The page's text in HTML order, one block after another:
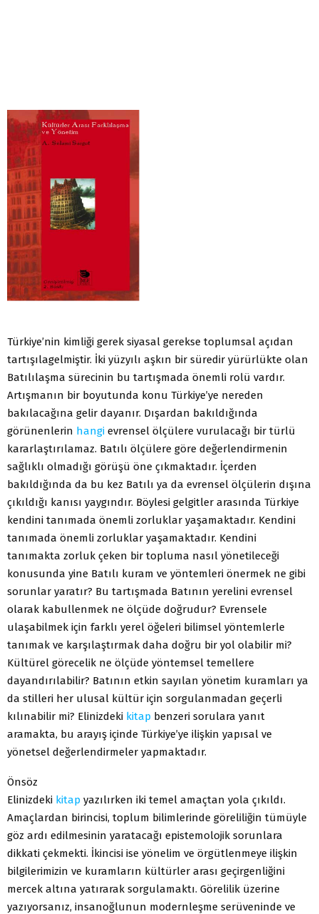
Türkiye’nin kimliği gerek siyasal gerekse toplumsal açıdan
tartışılagelmiştir. İki yüzyılı aşkın bir süredir yürürlükte olan
Batılılaşma sürecinin bu tartışmada önemli rolü vardır.
Artışmanın bir boyutunda konu Türkiye’ye nereden
bakılacağına gelir dayanır. Dışardan bakıldığında
görünenlerin hangi evrensel ölçülere vurulacağı bir türlü
kararlaştırılamaz. Batılı ölçülere göre değerlendirmenin
sağlıklı olmadığı görüşü öne çıkmaktadır. İçerden
bakıldığında da bu kez Batılı ya da evrensel ölçülerin dışına
çıkıldığı kanısı yaygındır. Böylesi gelgitler arasında Türkiye
kendini tanımada önemli zorluklar yaşamaktadır. Kendini
tanımada önemli zorluklar yaşamaktadır. Kendini
tanımakta zorluk çeken bir topluma nasıl yönetileceği
konusunda yine Batılı kuram ve yöntemleri önermek ne gibi
sorunlar yaratır? Bu tartışmada Batının yerelini evrensel
olarak kabullenmek ne ölçüde doğrudur? Evrensele
ulaşabilmek için farklı yerel öğeleri bilimsel yöntemlerle
tanımak ve karşılaştırmak daha doğru bir yol olabilir mi?
Kültürel görecelik ne ölçüde yöntemsel temellere
dayandırılabilir? Batının etkin sayılan yönetim kuramları ya
da stilleri her ulusal kültür için sorgulanmadan geçerli
kılınabilir mi? Elinizdeki kitap benzeri sorulara yanıt
aramakta, bu arayış içinde Türkiye’ye ilişkin yapısal ve
yönetsel değerlendirmeler yapmaktadır.
Önsöz
Elinizdeki kitap yazılırken iki temel amaçtan yola çıkıldı.
Amaçlardan birincisi, toplum bilimlerinde göreliliğin tümüyle
göz ardı edilmesinin yaratacağı epistemolojik sorunlara
dikkati çekmekti. İkincisi ise yönelim ve örgütlenmeye ilişkin
bilgilerimizin ve kuramların kültürler arası geçirgenliğini
mercek altına yatırarak sorgulamaktı. Görelilik üzerine
yazıyorsanız, insanoğlunun modernleşme serüveninde ve